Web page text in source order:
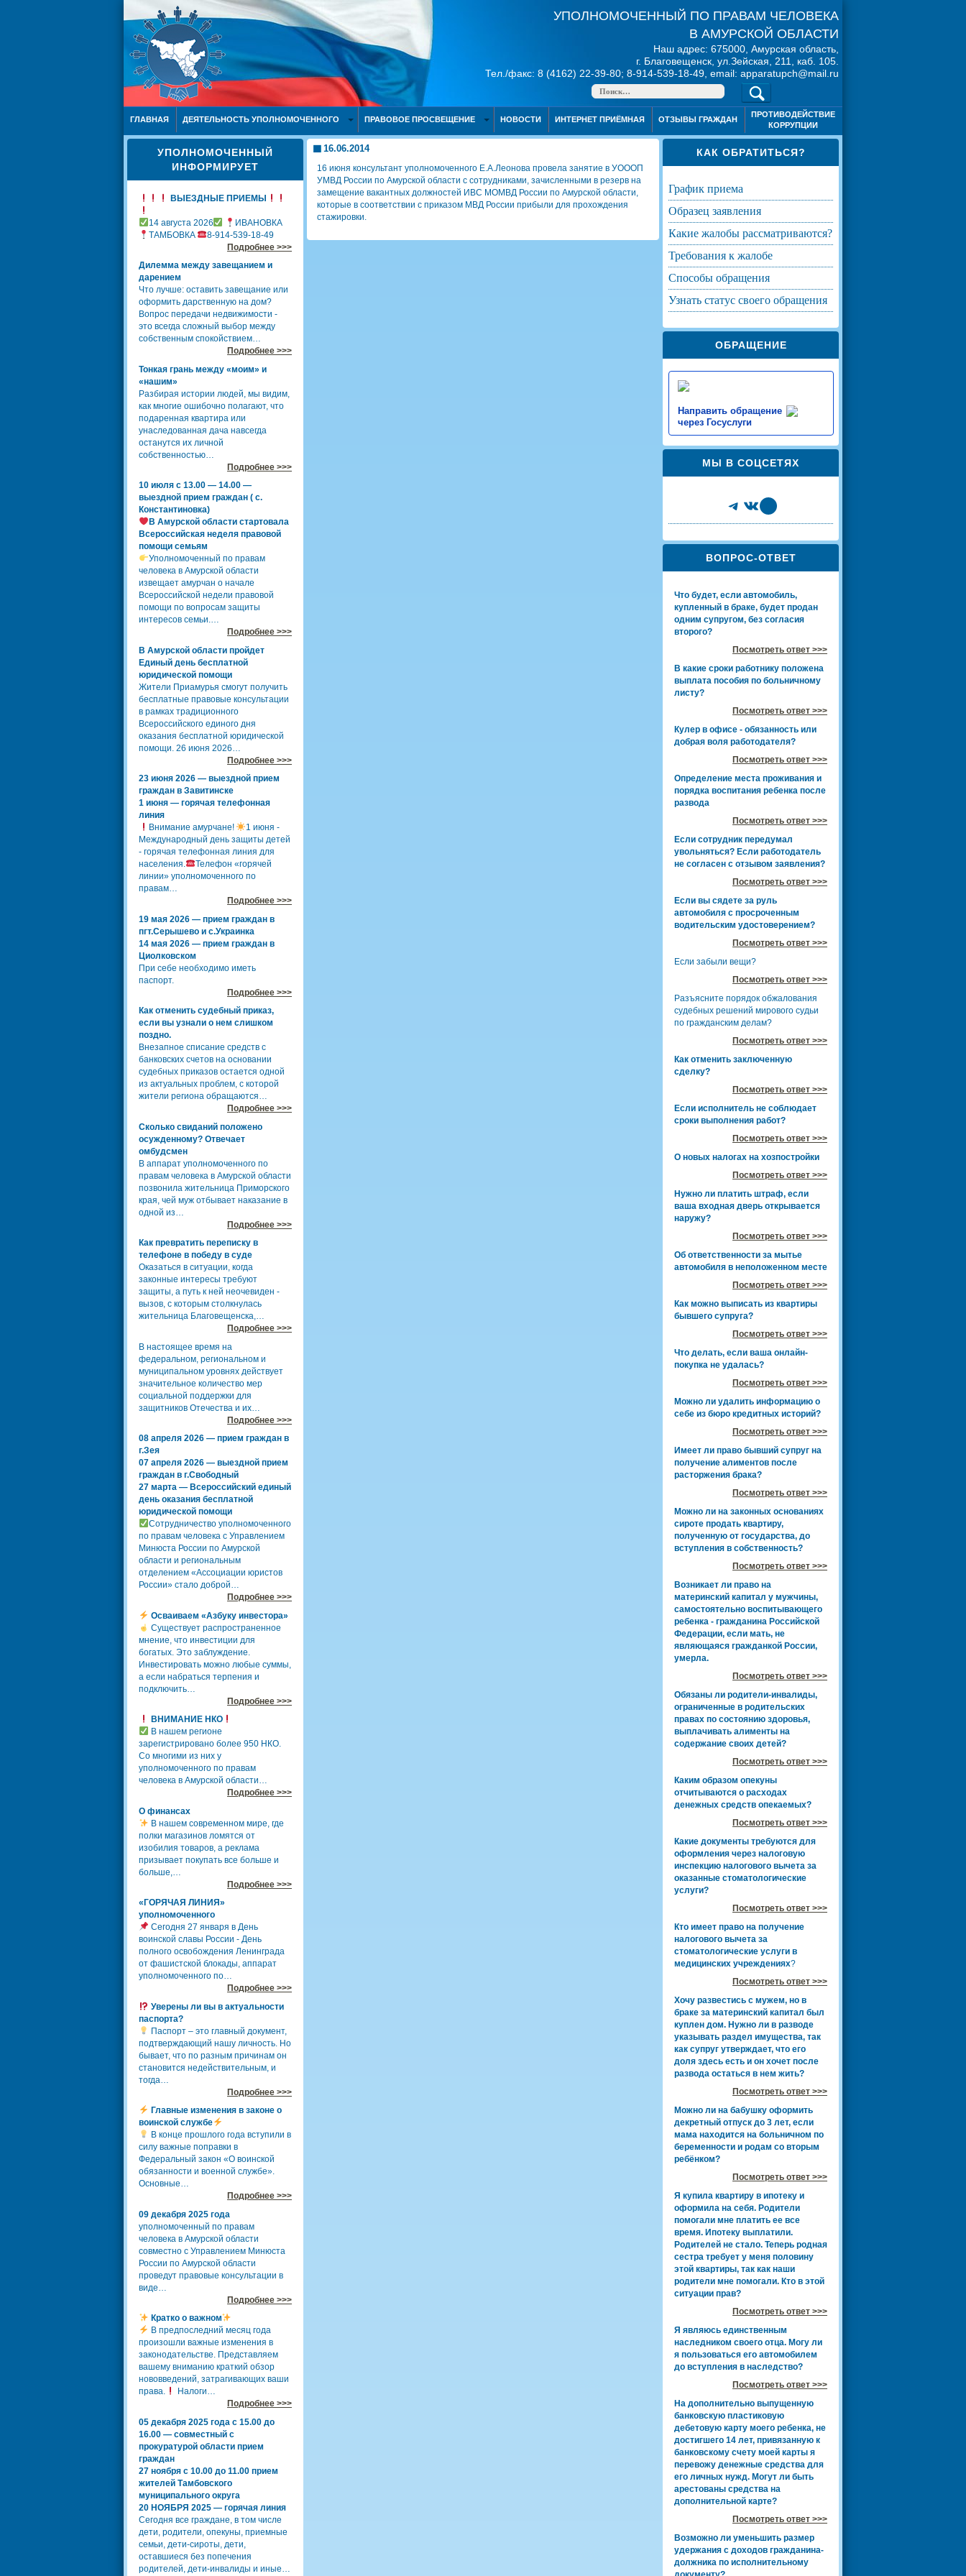
УПОЛНОМОЧЕННЫЙ ПО ПРАВАМ ЧЕЛОВЕКА
В АМУРСКОЙ ОБЛАСТИ
Наш адрес: 675000, Амурская область,
г. Благовещенск, ул.Зейская, 211, каб. 105.
Тел./факс: 8 (4162) 22-39-80; 8-914-539-18-49, email: apparatupch@mail.ru
ГЛАВНАЯ ДЕЯТЕЛЬНОСТЬ УПОЛНОМОЧЕННОГО ПРАВОВОЕ ПРОСВЕЩЕНИЕ НОВОСТИ ИНТЕРНЕТ ПРИЁМНАЯ ОТЗЫВЫ ГРАЖДАН
ПРОТИВОДЕЙСТВИЕ
КОРРУПЦИИ
УПОЛНОМОЧЕННЫЙ
ИНФОРМИРУЕТ
ВЫЕЗДНЫЕ ПРИЕМЫ
14 августа 2026
ИВАНОВКА
ТАМБОВКА
8-914-539-18-49
Подробнее >>>
Дилемма между завещанием и
дарением
Что лучше: оставить завещание или
оформить дарственную на дом?
Вопрос передачи недвижимости -
это всегда сложный выбор между
собственным спокойствием…
Подробнее >>>
Тонкая грань между «моим» и
«нашим»
Разбирая истории людей, мы видим,
как многие ошибочно полагают, что
подаренная квартира или
унаследованная дача навсегда
останутся их личной
собственностью…
Подробнее >>>
10 июля с 13.00 — 14.00 —
выездной прием граждан ( с.
Константиновка)
В Амурской области стартовала
Всероссийская неделя правовой
помощи семьям
Уполномоченный по правам
человека в Амурской области
извещает амурчан о начале
Всероссийской недели правовой
помощи по вопросам защиты
интересов семьи.…
Подробнее >>>
В Амурской области пройдет
Единый день бесплатной
юридической помощи
Жители Приамурья смогут получить
бесплатные правовые консультации
в рамках традиционного
Всероссийского единого дня
оказания бесплатной юридической
помощи. 26 июня 2026…
Подробнее >>>
23 июня 2026 — выездной прием
граждан в Завитинске
1 июня — горячая телефонная
линия
Внимание амурчане!
1 июня -
Международный день защиты детей
- горячая телефонная линия для
населения.
Телефон «горячей
линии» уполномоченного по
правам…
Подробнее >>>
19 мая 2026 — прием граждан в
пгт.Серышево и с.Украинка
14 мая 2026 — прием граждан в
Циолковском
При себе необходимо иметь
паспорт.
Подробнее >>>
Как отменить судебный приказ,
если вы узнали о нем слишком
поздно.
Внезапное списание средств с
банковских счетов на основании
судебных приказов остается одной
из актуальных проблем, с которой
жители региона обращаются…
Подробнее >>>
Сколько свиданий положено
осужденному? Отвечает
омбудсмен
В аппарат уполномоченного по
правам человека в Амурской области
позвонила жительница Приморского
края, чей муж отбывает наказание в
одной из…
Подробнее >>>
Как превратить переписку в
телефоне в победу в суде
Оказаться в ситуации, когда
законные интересы требуют
защиты, а путь к ней неочевиден -
вызов, с которым столкнулась
жительница Благовещенска,…
Подробнее >>>
В настоящее время на
федеральном, региональном и
муниципальном уровнях действует
значительное количество мер
социальной поддержки для
защитников Отечества и их…
Подробнее >>>
08 апреля 2026 — прием граждан в
г.Зея
07 апреля 2026 — выездной прием
граждан в г.Свободный
27 марта — Всероссийский единый
день оказания бесплатной
юридической помощи
Сотрудничество уполномоченного
по правам человека с Управлением
Минюста России по Амурской
области и региональным
отделением «Ассоциации юристов
России» стало доброй…
Подробнее >>>
Осваиваем «Азбуку инвестора»
Существует распространенное
мнение, что инвестиции для
богатых. Это заблуждение.
Инвестировать можно любые суммы,
а если набраться терпения и
подключить…
Подробнее >>>
ВНИМАНИЕ НКО
В нашем регионе
зарегистрировано более 950 НКО.
Со многими из них у
уполномоченного по правам
человека в Амурской области…
Подробнее >>>
О финансах
В нашем современном мире, где
полки магазинов ломятся от
изобилия товаров, а реклама
призывает покупать все больше и
больше,…
Подробнее >>>
«ГОРЯЧАЯ ЛИНИЯ»
уполномоченного
Сегодня 27 января в День
воинской славы России - День
полного освобождения Ленинграда
от фашистской блокады, аппарат
уполномоченного по…
Подробнее >>>
Уверены ли вы в актуальности
паспорта?
Паспорт – это главный документ,
подтверждающий нашу личность. Но
бывает, что по разным причинам он
становится недействительным, и
тогда…
Подробнее >>>
Главные изменения в законе о
воинской службе
В конце прошлого года вступили в
силу важные поправки в
Федеральный закон «О воинской
обязанности и военной службе».
Основные…
Подробнее >>>
09 декабря 2025 года
уполномоченный по правам
человека в Амурской области
совместно с Управлением Минюста
России по Амурской области
проведут правовые консультации в
виде…
Подробнее >>>
Кратко о важном
В предпоследний месяц года
произошли важные изменения в
законодательстве. Представляем
вашему вниманию краткий обзор
нововведений, затрагивающих ваши
права.
Налоги…
Подробнее >>>
05 декабря 2025 года с 15.00 до
16.00 — совместный с
прокуратурой области прием
граждан
27 ноября с 10.00 до 11.00 прием
жителей Тамбовского
муниципального округа
20 НОЯБРЯ 2025 — горячая линия
Сегодня все граждане, в том числе
дети, родители, опекуны, приемные
семьи, дети-сироты, дети,
оставшиеся без попечения
родителей, дети-инвалиды и иные…
16.06.2014
16 июня консультант уполномоченного Е.А.Леонова провела занятие в УОООП
УМВД России по Амурской области с сотрудниками, зачисленными в резерв на
замещение вакантных должностей ИВС МОМВД России по Амурской области,
которые в соответствии с приказом МВД России прибыли для прохождения
стажировки.
КАК ОБРАТИТЬСЯ?
график приема
образец заявления
какие жалобы рассматриваются?
требования к жалобе
способы обращения
узнать статус своего обращения
ОБРАЩЕНИЕ
Направить обращение
через Госуслуги
МЫ В СОЦСЕТЯХ
Telegram
VKShare Icon
ВОПРОС-ОТВЕТ
Что будет, если автомобиль,
купленный в браке, будет продан
одним супругом, без согласия
второго?
Посмотреть ответ >>>
В какие сроки работнику положена
выплата пособия по больничному
листу?
Посмотреть ответ >>>
Кулер в офисе - обязанность или
добрая воля работодателя?
Посмотреть ответ >>>
Определение места проживания и
порядка воспитания ребенка после
развода
Посмотреть ответ >>>
Если сотрудник передумал
увольняться? Если работодатель
не согласен с отзывом заявления?
Посмотреть ответ >>>
Если вы сядете за руль
автомобиля с просроченным
водительским удостоверением?
Посмотреть ответ >>>
Если забыли вещи?
Посмотреть ответ >>>
Разъясните порядок обжалования
судебных решений мирового судьи
по гражданским делам?
Посмотреть ответ >>>
Как отменить заключенную
сделку?
Посмотреть ответ >>>
Если исполнитель не соблюдает
сроки выполнения работ?
Посмотреть ответ >>>
О новых налогах на хозпостройки
Посмотреть ответ >>>
Нужно ли платить штраф, если
ваша входная дверь открывается
наружу?
Посмотреть ответ >>>
Об ответственности за мытье
автомобиля в неположенном месте
Посмотреть ответ >>>
Как можно выписать из квартиры
бывшего супруга?
Посмотреть ответ >>>
Что делать, если ваша онлайн-
покупка не удалась?
Посмотреть ответ >>>
Можно ли удалить информацию о
себе из бюро кредитных историй?
Посмотреть ответ >>>
Имеет ли право бывший супруг на
получение алиментов после
расторжения брака?
Посмотреть ответ >>>
Можно ли на законных основаниях
сироте продать квартиру,
полученную от государства, до
вступления в собственность?
Посмотреть ответ >>>
Возникает ли право на
материнский капитал у мужчины,
самостоятельно воспитывающего
ребенка - гражданина Российской
Федерации, если мать, не
являющаяся гражданкой России,
умерла.
Посмотреть ответ >>>
Обязаны ли родители-инвалиды,
ограниченные в родительских
правах по состоянию здоровья,
выплачивать алименты на
содержание своих детей?
Посмотреть ответ >>>
Каким образом опекуны
отчитываются о расходах
денежных средств опекаемых?
Посмотреть ответ >>>
Какие документы требуются для
оформления через налоговую
инспекцию налогового вычета за
оказанные стоматологические
услуги?
Посмотреть ответ >>>
Кто имеет право на получение
налогового вычета за
стоматологические услуги в
медицинских учреждениях?
Посмотреть ответ >>>
Хочу развестись с мужем, но в
браке за материнский капитал был
куплен дом. Нужно ли в разводе
указывать раздел имущества, так
как супруг утверждает, что его
доля здесь есть и он хочет после
развода остаться в нем жить?
Посмотреть ответ >>>
Можно ли на бабушку оформить
декретный отпуск до 3 лет, если
мама находится на больничном по
беременности и родам со вторым
ребёнком?
Посмотреть ответ >>>
Я купила квартиру в ипотеку и
оформила на себя. Родители
помогали мне платить ее все
время. Ипотеку выплатили.
Родителей не стало. Теперь родная
сестра требует у меня половину
этой квартиры, так как наши
родители мне помогали. Кто в этой
ситуации прав?
Посмотреть ответ >>>
Я являюсь единственным
наследником своего отца. Могу ли
я пользоваться его автомобилем
до вступления в наследство?
Посмотреть ответ >>>
На дополнительно выпущенную
банковскую пластиковую
дебетовую карту моего ребенка, не
достигшего 14 лет, привязанную к
банковскому счету моей карты я
перевожу денежные средства для
его личных нужд. Могут ли быть
арестованы средства на
дополнительной карте?
Посмотреть ответ >>>
Возможно ли уменьшить размер
удержания с доходов гражданина-
должника по исполнительному